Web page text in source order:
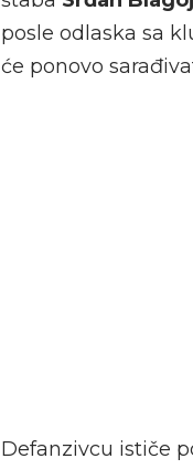
posle odlaska sa
će ponovo
Defanzivcu ističe